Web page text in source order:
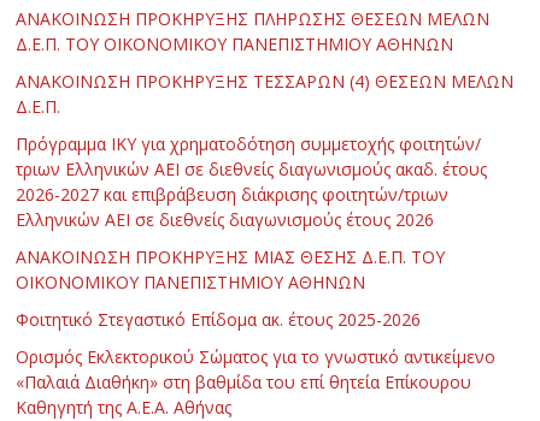
ΑΝΑΚΟΙΝΩΣΗ ΠΡΟΚΗΡΥΞΗΣ ΠΛΗΡΩΣΗΣ ΘΕΣΕΩΝ ΜΕΛΩΝ
Δ.Ε.Π. ΤΟΥ ΟΙΚΟΝΟΜΙΚΟΥ ΠΑΝΕΠΙΣΤΗΜΙΟΥ ΑΘΗΝΩΝ
ΑΝΑΚΟΙΝΩΣΗ ΠΡΟΚΗΡΥΞΗΣ ΤΕΣΣΑΡΩΝ (4) ΘΕΣΕΩΝ ΜΕΛΩΝ
Δ.Ε.Π.
Πρόγραμμα ΙΚΥ για χρηματοδότηση συμμετοχής φοιτητών/
τριων Ελληνικών ΑΕΙ σε διεθνείς διαγωνισμούς ακαδ. έτους
2026-2027 και επιβράβευση διάκρισης φοιτητών/τριων
Ελληνικών ΑΕΙ σε διεθνείς διαγωνισμούς έτους 2026
ΑΝΑΚΟΙΝΩΣΗ ΠΡΟΚΗΡΥΞΗΣ ΜΙΑΣ ΘΕΣΗΣ Δ.Ε.Π. ΤΟΥ
ΟΙΚΟΝΟΜΙΚΟΥ ΠΑΝΕΠΙΣΤΗΜΙΟΥ ΑΘΗΝΩΝ
Φοιτητικό Στεγαστικό Επίδομα ακ. έτους 2025-2026
Ορισμός Εκλεκτορικού Σώματος για το γνωστικό αντικείμενο
«Παλαιά Διαθήκη» στη βαθμίδα του επί θητεία Επίκουρου
Καθηγητή της Α.Ε.Α. Αθήνας